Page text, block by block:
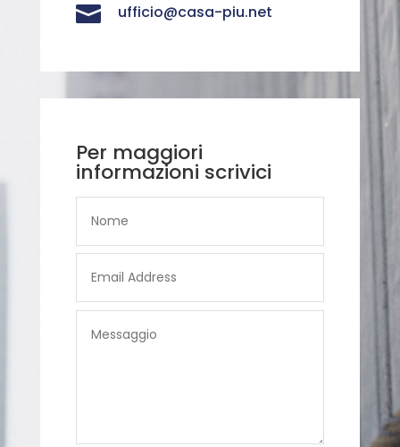
 ufficio@casa-piu.net
Per maggiori
informazioni scrivici